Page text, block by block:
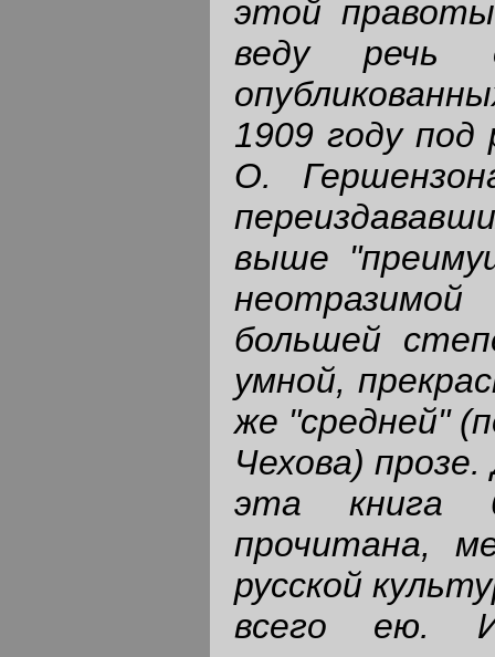
этой
веду речь
1909 году под
О.
выше
большей
умной,
же "средней"
Чехова)
эта книга
прочитана,
русской
всего ею.